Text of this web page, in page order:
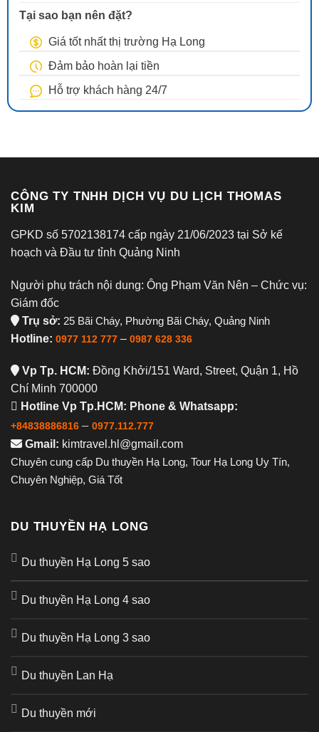
Tại sao bạn nên đặt?
Giá tốt nhất thị trường Hạ Long
Đảm bảo hoàn lại tiền
Hỗ trợ khách hàng 24/7
CÔNG TY TNHH DỊCH VỤ DU LỊCH THOMAS
KIM
GPKD số 5702138174 cấp ngày 21/06/2023 tại Sở kế
hoạch và Đầu tư tỉnh Quảng Ninh
Người phụ trách nội dung: Ông Phạm Văn Nên – Chức vụ:
Giám đốc
Trụ sở: 25 Bãi Cháy, Phường Bãi Cháy, Quảng Ninh
Hotline: 0977 112 777 – 0987 628 336
Vp Tp. HCM: Đồng Khởi/151 Ward, Street, Quận 1, Hồ
Chí Minh 700000
Hotline Vp Tp.HCM: Phone & Whatsapp:
+84838886816 – 0977.112.777
Gmail: kimtravel.hl@gmail.com
Chuyên cung cấp Du thuyền Hạ Long, Tour Hạ Long Uy Tín,
Chuyên Nghiệp, Giá Tốt
DU THUYỀN HẠ LONG
Du thuyền Hạ Long 5 sao
Du thuyền Hạ Long 4 sao
Du thuyền Hạ Long 3 sao
Du thuyền Lan Hạ
Du thuyền mới